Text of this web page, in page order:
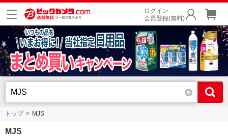
ログイン
会員登録(無料)
トップ MJS
MJS